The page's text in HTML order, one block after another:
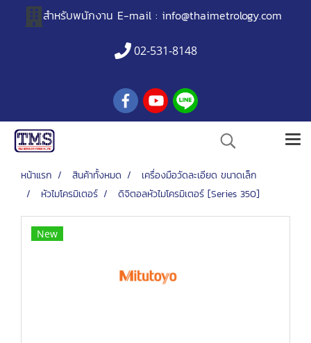
สำหรับพนักงาน E-mail : info@thaimetrology.com
02-531-8148
หน้าแรก สินค้าทั้งหมด
เครื่องมือวัดละเอียด ขนาดเล็ก
หัวไมโครมิเตอร์
ดิจิตอลหัวไมโครมิเตอร์ [Series 350]
New